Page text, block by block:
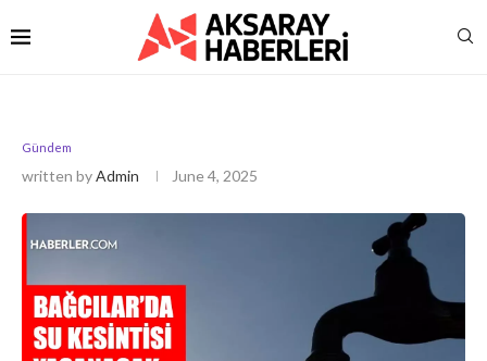
Gündem
written byAdmin June 4, 2025